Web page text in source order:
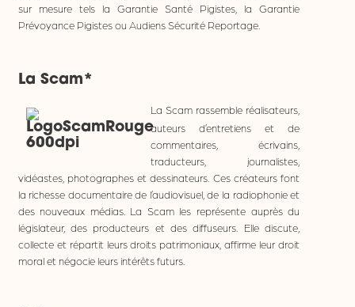
sur mesure tels la Garantie Santé Pigistes, la Garantie
Prévoyance Pigistes ou Audiens Sécurité Reportage.
La Scam*
La Scam rassemble réalisateurs,
auteurs d’entretiens et de
commentaires, écrivains,
traducteurs, journalistes,
vidéastes, photographes et dessinateurs. Ces créateurs font
la richesse documentaire de l’audiovisuel, de la radiophonie et
des nouveaux médias. La Scam les représente auprès du
législateur, des producteurs et des diffuseurs. Elle discute,
collecte et répartit leurs droits patrimoniaux, affirme leur droit
moral et négocie leurs intérêts futurs.